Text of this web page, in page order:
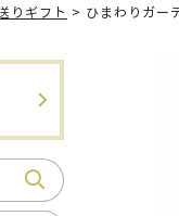
りギフト ひまわりガー